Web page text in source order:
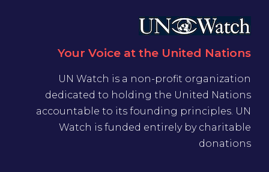
Your Voice at the United Nations
UN Watch is a non-profit organization
dedicated to holding the United Nations
accountable to its founding principles. UN
Watch is funded entirely by charitable
donations